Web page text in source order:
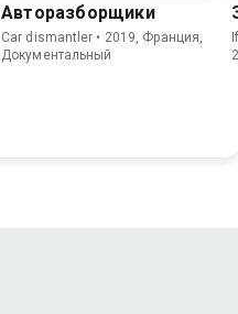
Авторазборщики
Car dismantler • 2019, Франция,
Документальный